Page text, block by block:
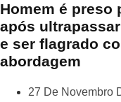
Homem é preso
após
e ser flagrado
abordagem
27 De Novembro